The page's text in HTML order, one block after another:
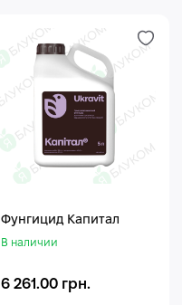
Фунгицид Капитал
В наличии
6 261.00 грн.